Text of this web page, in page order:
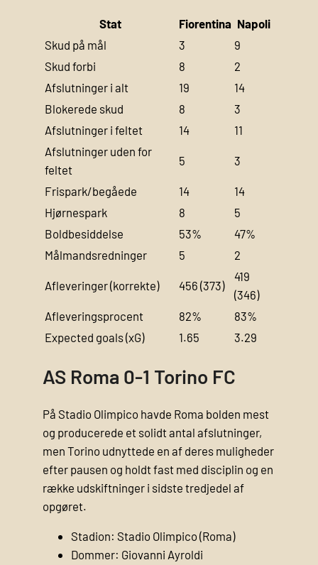
Stat Fiorentina Napoli
Skud på mål
3
9
Skud forbi
8
2
Afslutninger i alt
19
14
Blokerede skud
8
3
Afslutninger i feltet
14
11
Afslutninger uden for
feltet
5 3
Frispark/begåede 14
14
Hjørnespark
8
5
Boldbesiddelse
53%
47%
Målmandsredninger
5 2
Afleveringer (korrekte) 456 (373)
419
(346)
Afleveringsprocent
82%
83%
Expected goals (xG)
1.65 3.29
AS Roma 0-1 Torino FC
På Stadio Olimpico havde Roma bolden mest
og producerede et solidt antal afslutninger,
men Torino udnyttede en af deres muligheder
efter pausen og holdt fast med disciplin og en
række udskiftninger i sidste tredjedel af
opgøret.
Stadion: Stadio Olimpico (Roma)
Dommer: Giovanni Ayroldi